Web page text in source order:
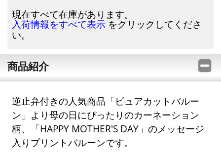
現在すべて在庫があります。
入荷情報をすべて表示 をクリックしてくださ
い。
商品紹介
逆止弁付きの人気商品「ピュアカットバルー
ン」より母の日にぴったりのカーネーション
柄、「HAPPY MOTHER'S DAY」のメッセージ
入りプリントバルーンです。